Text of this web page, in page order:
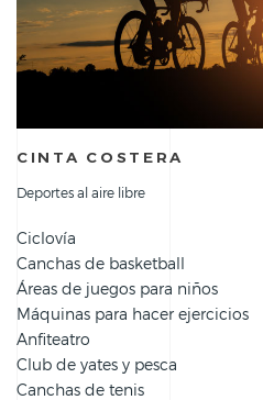
CINTA COSTERA
Deportes al aire libre
Ciclovía
Canchas de basketball
Áreas de juegos para niños
Máquinas para hacer ejercicios
Anfiteatro
Club de yates y pesca
Canchas de tenis